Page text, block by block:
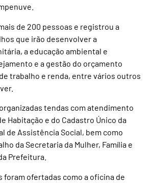
de 200 pessoas e registrou a
que irão desenvolver a
a educação ambiental e
e a gestão do orçamento
trabalho e renda, entre vários outros
tendas com atendimento
Habitação e do Cadastro Único da
de Assistência Social, bem como
da Secretaria da Mulher, Família e
Prefeitura.
foram ofertadas como a oficina de